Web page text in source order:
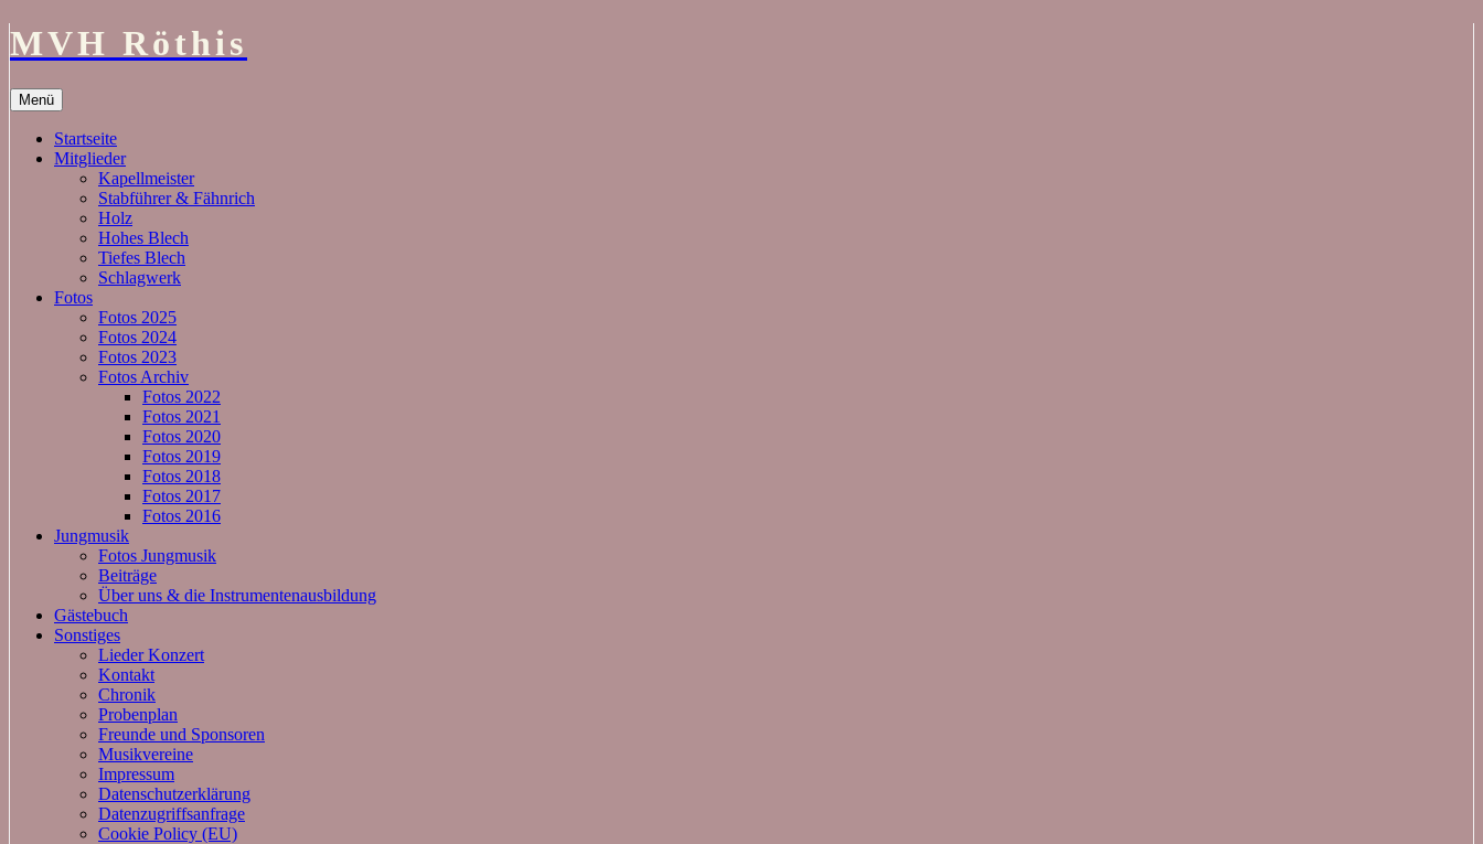
MVH Röthis
Menü
Inhalt
springen
Startseite
Mitglieder
Kapellmeister
Stabführer & Fähnrich
Holz
Hohes Blech
Tiefes Blech
Schlagwerk
Fotos
Fotos 2025
Fotos 2024
Fotos 2023
Fotos Archiv
Fotos 2022
Fotos 2021
Fotos 2020
Fotos 2019
Fotos 2018
Fotos 2017
Fotos 2016
Jungmusik
Fotos Jungmusik
Beiträge
Über uns & die Instrumentenausbildung
Gästebuch
Sonstiges
Lieder Konzert
Kontakt
Chronik
Probenplan
Freunde und Sponsoren
Musikvereine
Impressum
Datenschutzerklärung
Datenzugriffsanfrage
Cookie Policy (EU)